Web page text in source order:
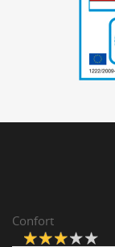
Confort